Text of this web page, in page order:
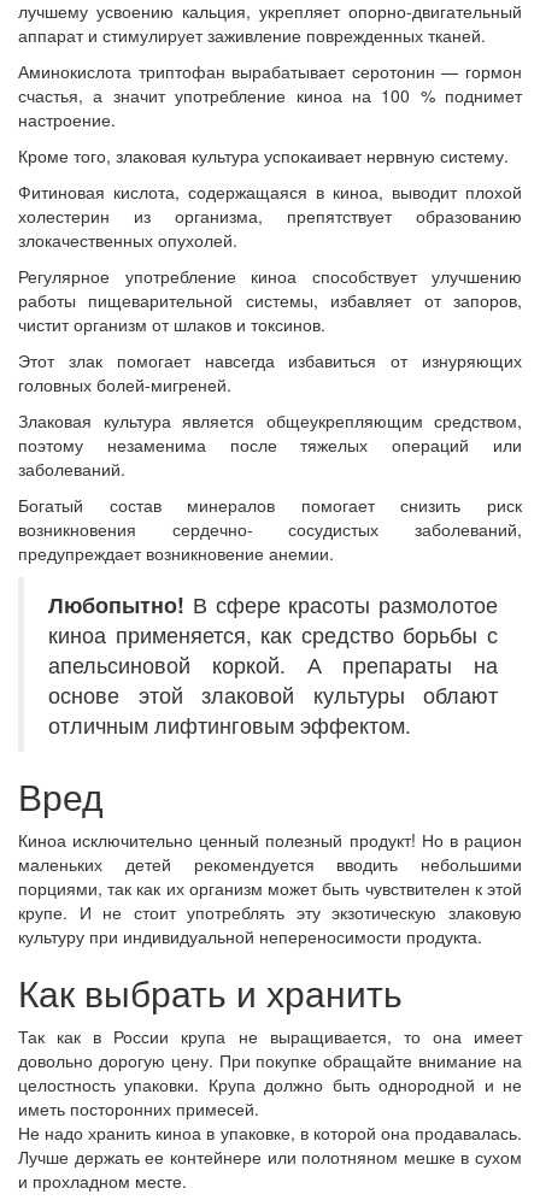
лучшему усвоению кальция, укрепляет опорно-двигательный
аппарат и стимулирует заживление поврежденных тканей.
Аминокислота триптофан вырабатывает серотонин — гормон
счастья, а значит употребление киноа на 100 % поднимет
настроение.
Кроме того, злаковая культура успокаивает нервную систему.
Фитиновая кислота, содержащаяся в киноа, выводит плохой
холестерин из организма, препятствует образованию
злокачественных опухолей.
Регулярное употребление киноа способствует улучшению
работы пищеварительной системы, избавляет от запоров,
чистит организм от шлаков и токсинов.
Этот злак помогает навсегда избавиться от изнуряющих
головных болей-мигреней.
Злаковая культура является общеукрепляющим средством,
поэтому незаменима после тяжелых операций или
заболеваний.
Богатый состав минералов помогает снизить риск
возникновения сердечно- сосудистых заболеваний,
предупреждает возникновение анемии.
Любопытно! В сфере красоты размолотое
киноа применяется, как средство борьбы с
апельсиновой коркой. А препараты на
основе этой злаковой культуры облают
отличным лифтинговым эффектом.
Вред
Киноа исключительно ценный полезный продукт! Но в рацион
маленьких детей рекомендуется вводить небольшими
порциями, так как их организм может быть чувствителен к этой
крупе. И не стоит употреблять эту экзотическую злаковую
культуру при индивидуальной непереносимости продукта.
Как выбрать и хранить
Так как в России крупа не выращивается, то она имеет
довольно дорогую цену. При покупке обращайте внимание на
целостность упаковки. Крупа должно быть однородной и не
иметь посторонних примесей.
Не надо хранить киноа в упаковке, в которой она продавалась.
Лучше держать ее контейнере или полотняном мешке в сухом
и прохладном месте.